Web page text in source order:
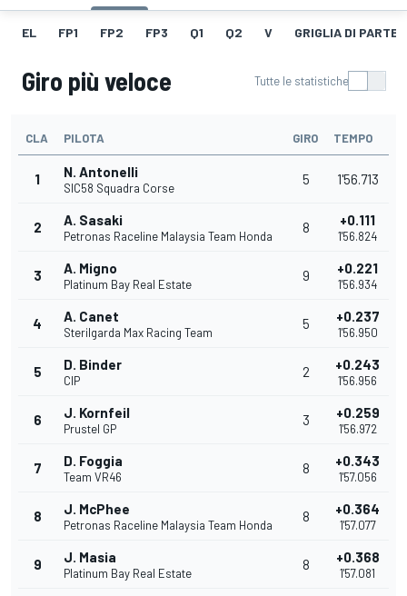
EL FP1 FP2 FP3 Q1 Q2 V GRIGLIA DI
Giro più veloce Tutte le statistiche
CLA PILOTA GIRO TEMPO
1 N. Antonelli
SIC58 Squadra Corse
5 1'56.713
2 A. Sasaki
Petronas Raceline Malaysia Team Honda
8 +0.111
1'56.824
3 A. Migno
Platinum Bay Real Estate
9 +0.221
1'56.934
4 A. Canet
Sterilgarda Max Racing Team
5 +0.237
1'56.950
5 D. Binder
CIP
2 +0.243
1'56.956
6 J. Kornfeil
Prustel GP
3 +0.259
1'56.972
7 D. Foggia
Team VR46
8 +0.343
1'57.056
8 J. McPhee
Petronas Raceline Malaysia Team Honda
8 +0.364
1'57.077
9 J. Masia
Platinum Bay Real Estate
8 +0.368
1'57.081